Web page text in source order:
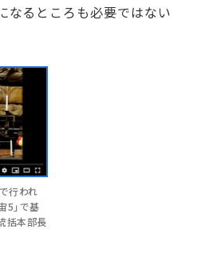
なるところも必要ではない
行われ
5」で基
括本部長